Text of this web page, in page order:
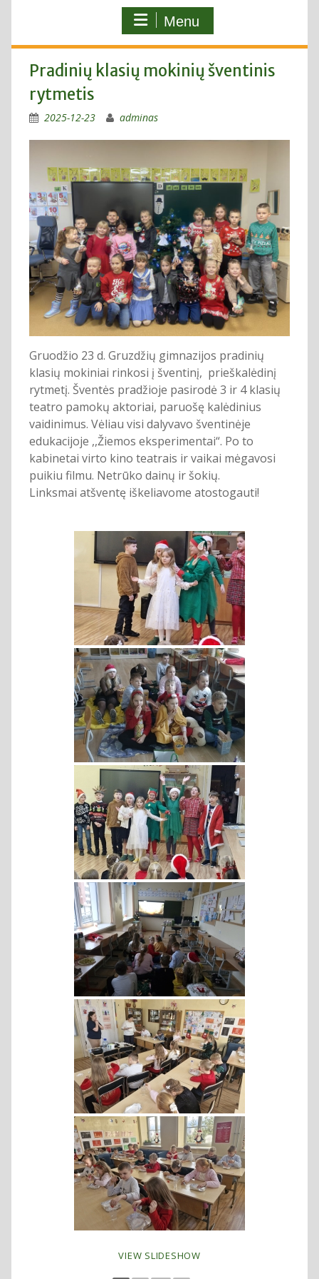
Menu
Pradinių klasių mokinių šventinis
rytmetis
2025-12-23 adminas
Gruodžio 23 d. Gruzdžių gimnazijos pradinių
klasių mokiniai rinkosi į šventinį, prieškalėdinį
rytmetį. Šventės pradžioje pasirodė 3 ir 4 klasių
teatro pamokų aktoriai, paruošę kalėdinius
vaidinimus. Vėliau visi dalyvavo šventinėje
edukacijoje ,,Žiemos eksperimentai“. Po to
kabinetai virto kino teatrais ir vaikai mėgavosi
puikiu filmu. Netrūko dainų ir šokių.
Linksmai atšventę iškeliavome atostogauti!
VIEW SLIDESHOW